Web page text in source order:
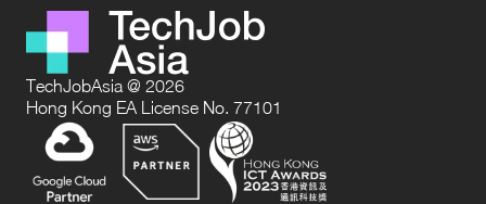
TechJobAsia @ 2026
Hong Kong EA License No. 77101